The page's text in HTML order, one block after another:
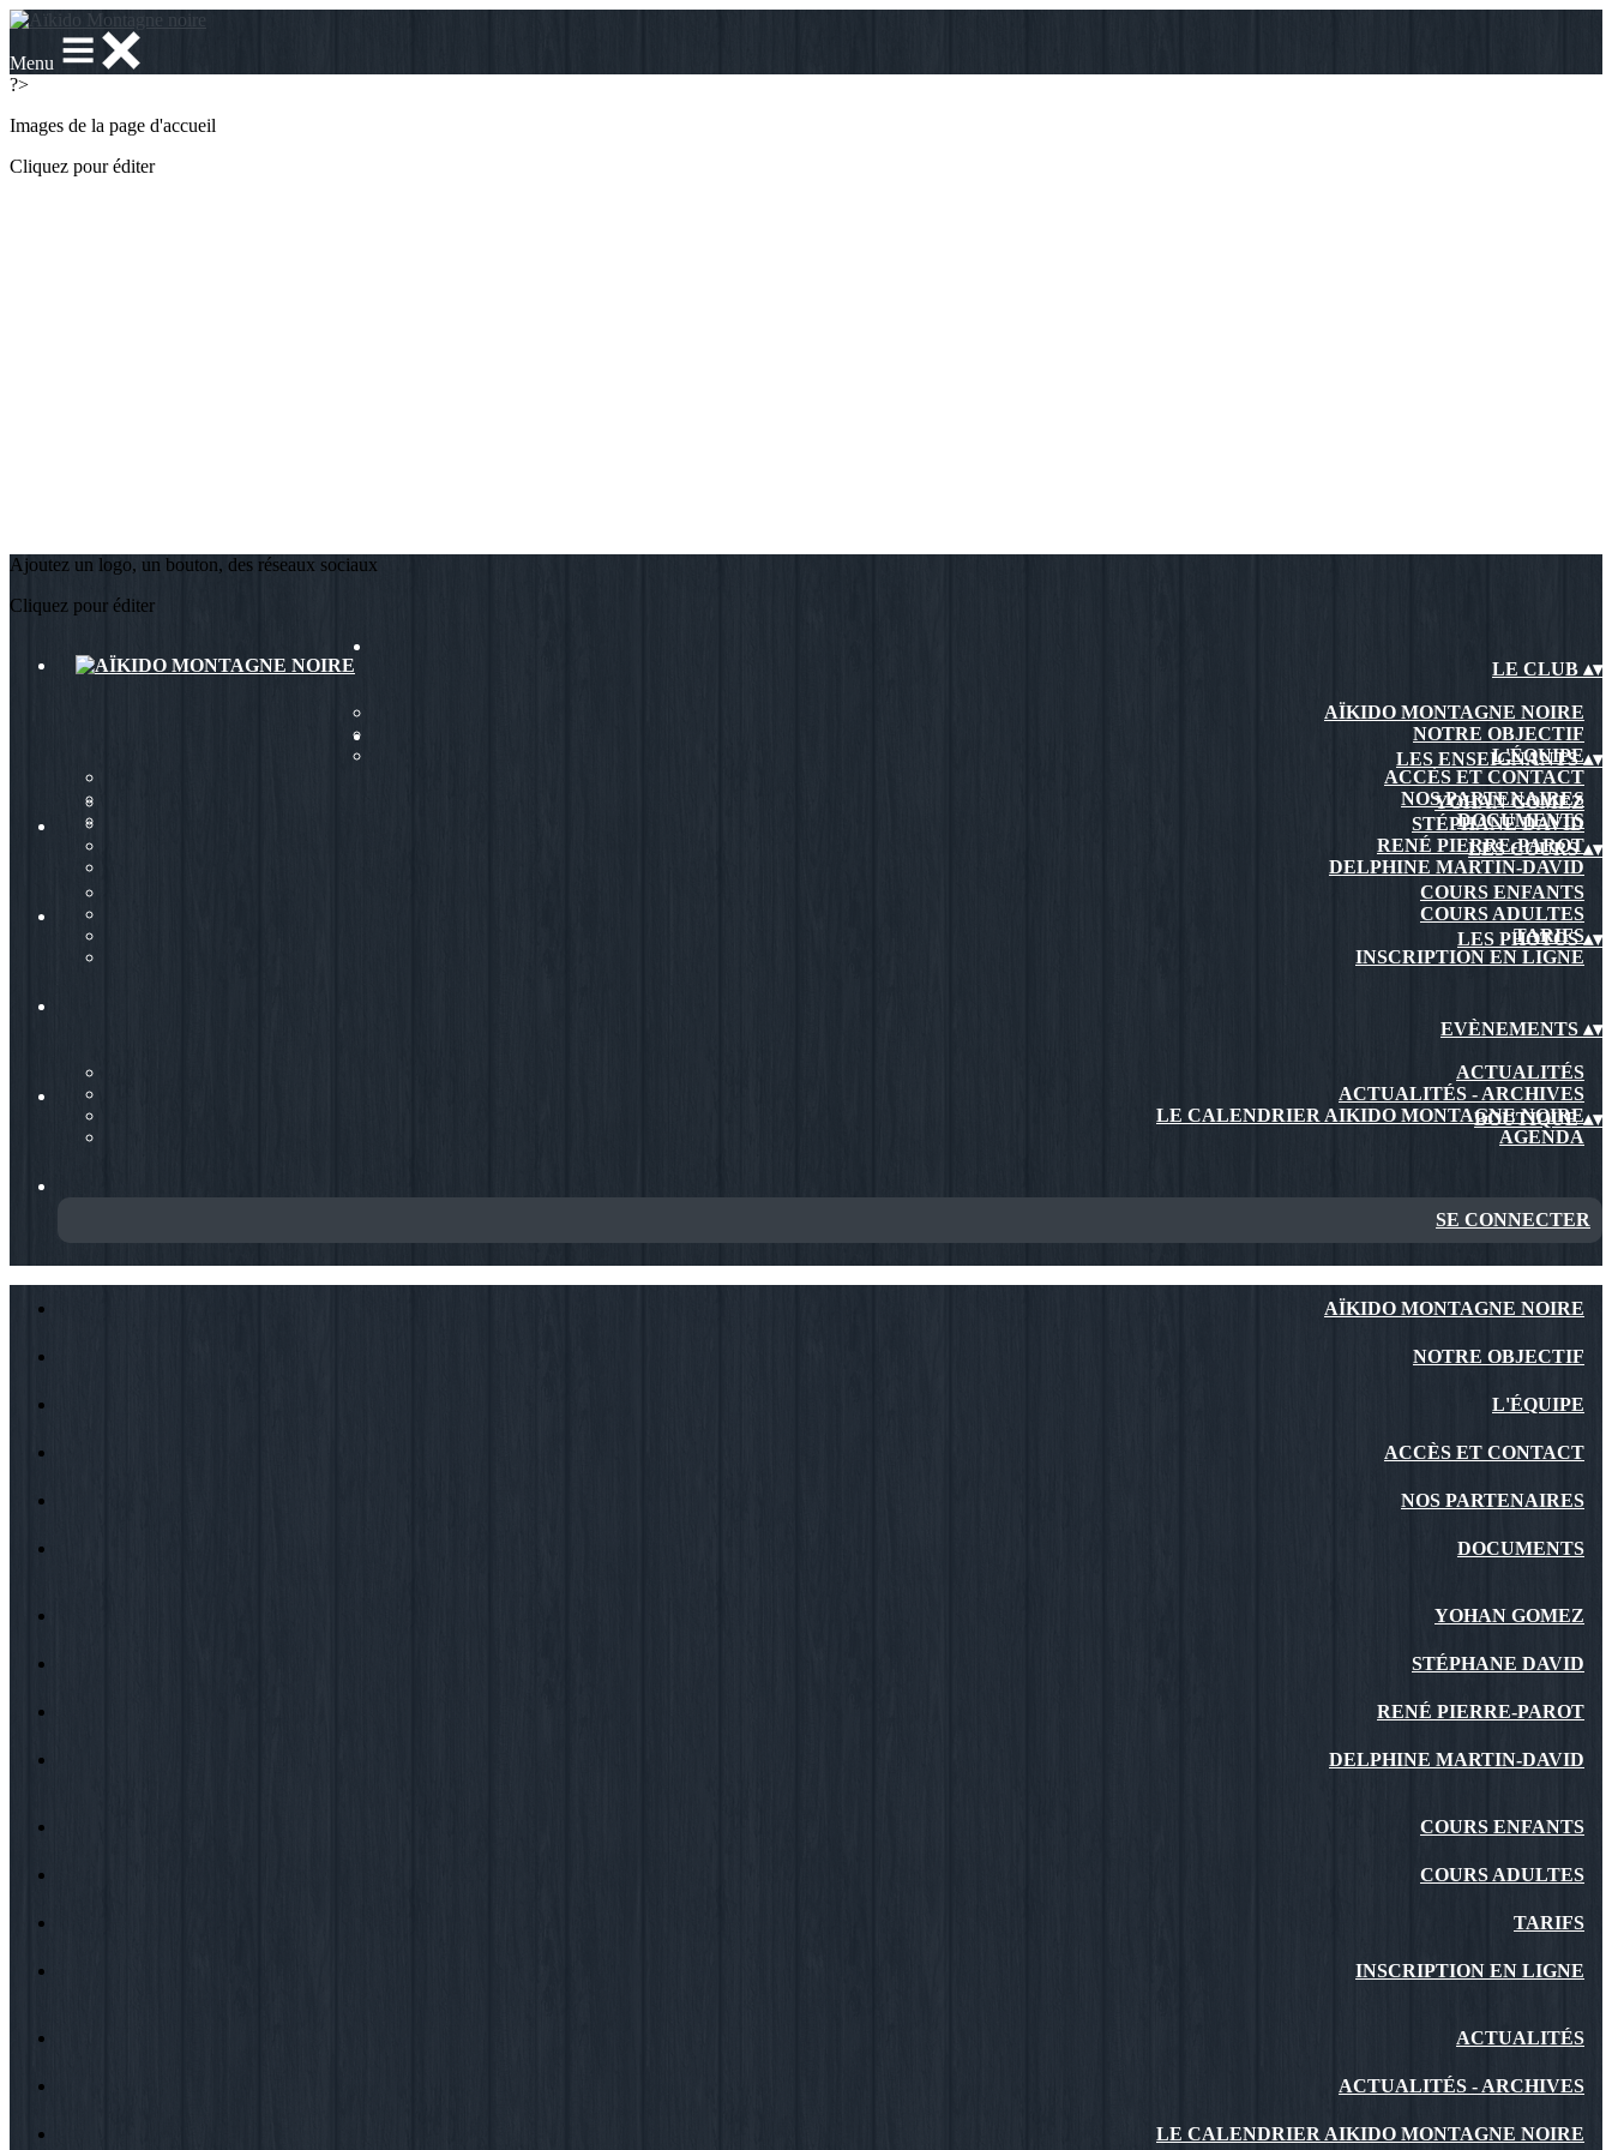
Menu
?>
Images de la page d'accueil
Cliquez pour éditer
Ajoutez un logo, un bouton, des réseaux sociaux
Cliquez pour éditer
LE CLUB ▴▾
AÏKIDO MONTAGNE NOIRE
NOTRE OBJECTIF
L'ÉQUIPE
ACCÈS ET CONTACT
NOS PARTENAIRES
DOCUMENTS
LES ENSEIGNANTS▴▾
YOHAN GOMEZ
STÉPHANE DAVID
RENÉ PIERRE-PAROT
DELPHINE MARTIN-DAVID
LES COURS▴▾
COURS ENFANTS
COURS ADULTES
TARIFS
INSCRIPTION EN LIGNE
LES PHOTOS▴▾
EVÈNEMENTS ▴▾
ACTUALITÉS
ACTUALITÉS - ARCHIVES
LE CALENDRIER AIKIDO MONTAGNE NOIRE
AGENDA
BOUTIQUE▴▾
SE CONNECTER
AÏKIDO MONTAGNE NOIRE
NOTRE OBJECTIF
L'ÉQUIPE
ACCÈS ET CONTACT
NOS PARTENAIRES
DOCUMENTS
YOHAN GOMEZ
STÉPHANE DAVID
RENÉ PIERRE-PAROT
DELPHINE MARTIN-DAVID
COURS ENFANTS
COURS ADULTES
TARIFS
INSCRIPTION EN LIGNE
ACTUALITÉS
ACTUALITÉS - ARCHIVES
LE CALENDRIER AIKIDO MONTAGNE NOIRE